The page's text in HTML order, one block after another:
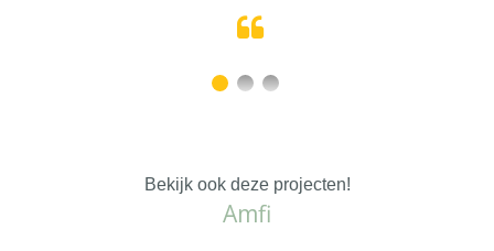
Fuse StreetRock
Bekijk ook deze projecten!
Amfi